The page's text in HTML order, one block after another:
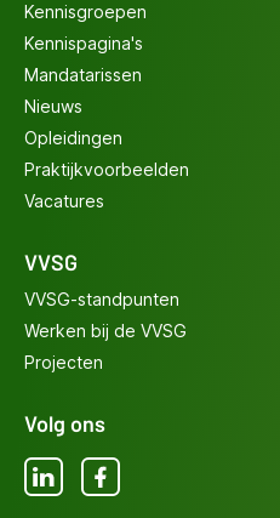
Kennisgroepen
Kennispagina's
Mandatarissen
Nieuws
Opleidingen
Praktijkvoorbeelden
Vacatures
VVSG
VVSG-standpunten
Werken bij de VVSG
Projecten
Volg ons
LinkedInFacebook